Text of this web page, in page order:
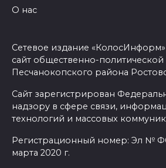
О нас
Сетевое издание
сайт общественно-политической
Песчанокопского района
Сайт зарегистрирован
надзору в сфере связи,
технологий и массовых
Регистрационный номер: Эл №
марта 2020 г.